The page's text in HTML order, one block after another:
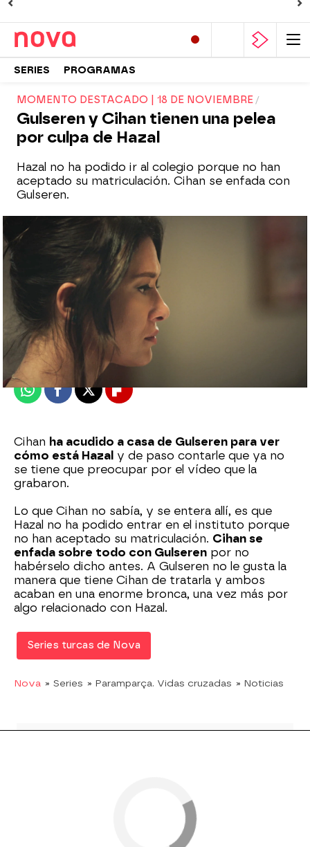
SERIES PROGRAMAS
MOMENTO DESTACADO | 18 DE NOVIEMBRE
Gulseren y Cihan tienen una pelea
por culpa de Hazal
Hazal no ha podido ir al colegio porque no han
aceptado su matriculación. Cihan se enfada con
Gulseren.
Nova
Madrid
Publicado: 18 de noviembre de 2021, 22:53
WhatsappFacebook
X Flipboard
Cihan ha acudido a casa de Gulseren para ver
cómo está Hazal y de paso contarle que ya no
se tiene que preocupar por el vídeo que la
grabaron.
Lo que Cihan no sabía, y se entera allí, es que
Hazal no ha podido entrar en el instituto porque
no han aceptado su matriculación. Cihan se
enfada sobre todo con Gulseren por no
habérselo dicho antes. A Gulseren no le gusta la
manera que tiene Cihan de tratarla y ambos
acaban en una enorme bronca, una vez más por
algo relacionado con Hazal.
Series turcas de Nova
Nova » Series » Paramparça. Vidas cruzadas » Noticias